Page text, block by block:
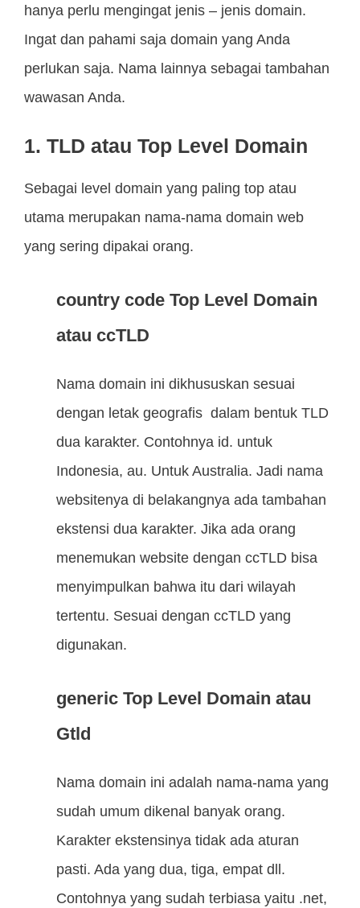
hanya perlu mengingat jenis – jenis domain.
Ingat dan pahami saja domain yang Anda
perlukan saja. Nama lainnya sebagai tambahan
wawasan Anda.
1. TLD atau Top Level Domain
Sebagai level domain yang paling top atau
utama merupakan nama-nama domain web
yang sering dipakai orang.
country code Top Level Domain
atau ccTLD
Nama domain ini dikhususkan sesuai
dengan letak geografis dalam bentuk TLD
dua karakter. Contohnya id. untuk
Indonesia, au. Untuk Australia. Jadi nama
websitenya di belakangnya ada tambahan
ekstensi dua karakter. Jika ada orang
menemukan website dengan ccTLD bisa
menyimpulkan bahwa itu dari wilayah
tertentu. Sesuai dengan ccTLD yang
digunakan.
generic Top Level Domain atau
Gtld
Nama domain ini adalah nama-nama yang
sudah umum dikenal banyak orang.
Karakter ekstensinya tidak ada aturan
pasti. Ada yang dua, tiga, empat dll.
Contohnya yang sudah terbiasa yaitu .net,